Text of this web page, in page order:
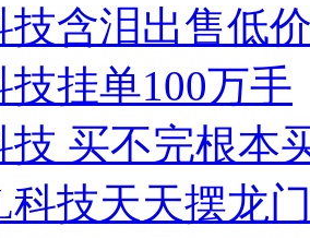
技含泪出售低
技挂单100万手
技 买不完根本
科技天天摆龙